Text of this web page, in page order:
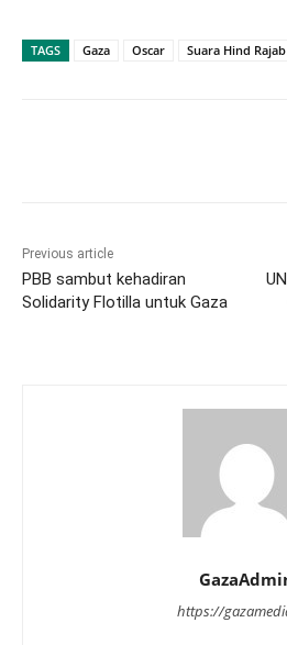
TAGS Gaza Oscar Suara Hind Rajab
Previous article
PBB sambut kehadiran
Solidarity Flotilla untuk Gaza
https://